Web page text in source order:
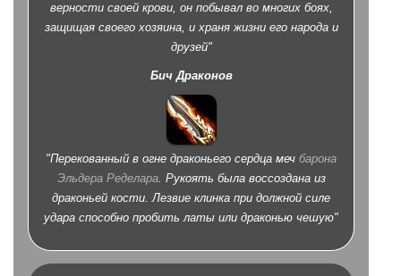
верности своей крови, он побывал во многих боях,
защищая своего хозяина, и храня жизни его народа и
друзей"
Бич Драконов
"Перекованный в огне драконьего сердца меч барона
Эльдера Ределара. Рукоять была воссоздана из
драконьей кости. Лезвие клинка при должной силе
удара способно пробить латы или драконью чешую"